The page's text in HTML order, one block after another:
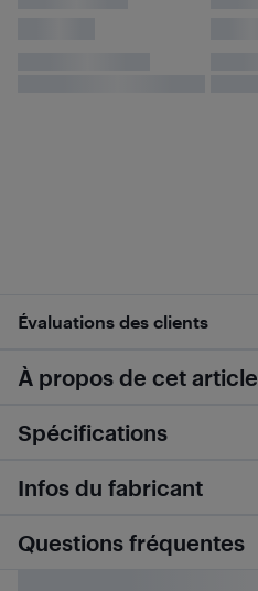
Évaluations des clients
À propos de cet article
Spécifications
Infos du fabricant
Questions fréquentes